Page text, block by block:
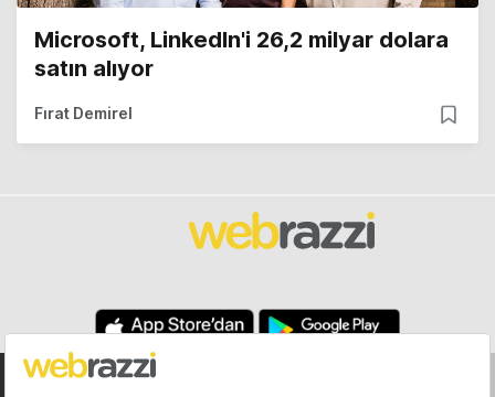
Microsoft, LinkedIn'i 26,2 milyar dolara
satın alıyor
Fırat Demirel